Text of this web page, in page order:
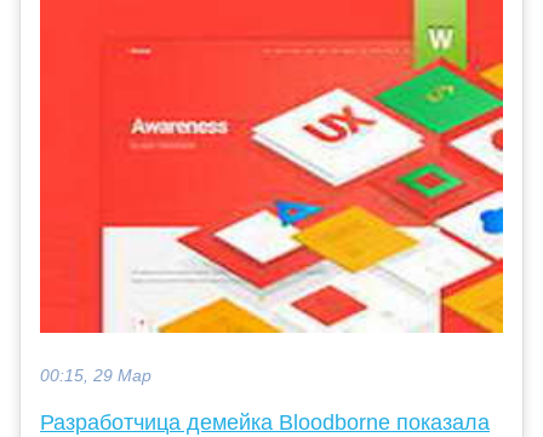
00:15, 29 Мар
Разработчица демейка Bloodborne показала